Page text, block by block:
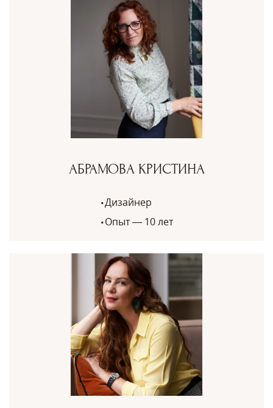
АБРАМОВА КРИСТИНА
Дизайнер
Опыт — 10 лет